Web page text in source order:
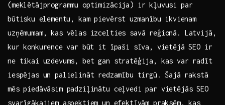
(meklētājprogrammu optimizācija) ir kļuvusi par
būtisku⁢ elementu,‍ kam ‌pievērst ⁢uzmanību ikvienam
uzņēmumam,‌ kas vēlas izcelties savā reģionā. Latvijā,
kur konkurence⁣ var būt it īpaši sīva, vietējā‍ SEO ir
ne tikai uzdevums, bet gan ‌stratēģija, kas ⁣var radīt
iespējas un palielināt ⁣redzamību ​tirgū. ⁣Šajā rakstā
mēs piedāvāsim padziļinātu ceļvedi par vietējās SEO
svarīgākajiem aspektiem ⁣un efektīvām praksēm, kas